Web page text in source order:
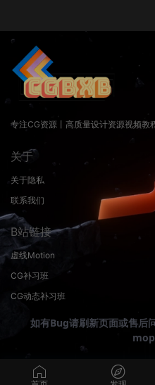
专注CG资源丨高质量设计资源视频教
关于
关于隐私
联系我们
B站链接
虚线Motion
CG补习班
CG动态补习班
如有Bug请刷新页面或售后